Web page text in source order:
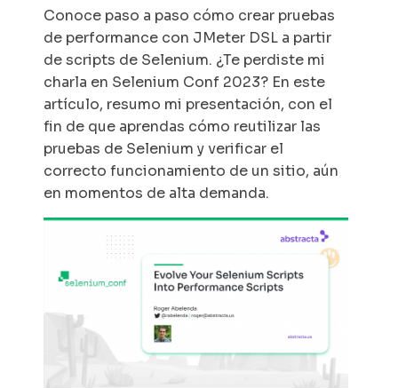
Conoce paso a paso cómo crear pruebas
de performance con JMeter DSL a partir
de scripts de Selenium. ¿Te perdiste mi
charla en Selenium Conf 2023? En este
artículo, resumo mi presentación, con el
fin de que aprendas cómo reutilizar las
pruebas de Selenium y verificar el
correcto funcionamiento de un sitio, aún
en momentos de alta demanda.